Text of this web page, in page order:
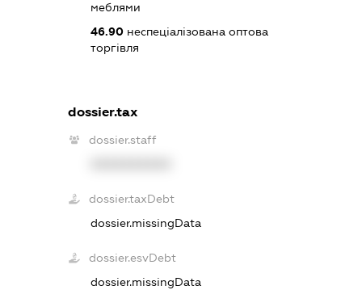
меблями
46.90неспеціалізована оптова
торгівля
dossier.tax
dossier.staff
dossier.taxDebt
dossier.missingData
dossier.esvDebt
dossier.missingData